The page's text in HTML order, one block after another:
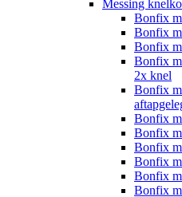
Messing
Bonfix
Bonfix
Bonfix
Bonfix
2x knel
Bonfix
Bonfix
Bonfix
Bonfix
Bonfix
Bonfix
Bonfix